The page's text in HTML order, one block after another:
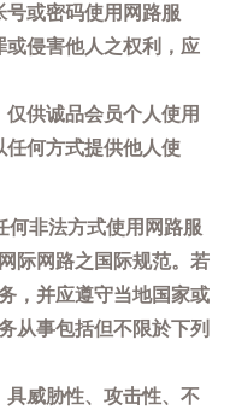
或密码使用网路服
侵害他人之权利，应
供诚品会员个人使用
任何方式提供他人使
何非法方式使用网路服
际网路之国际规范。若
，并应遵守当地国家或
从事包括但不限於下列
威胁性、攻击性、不